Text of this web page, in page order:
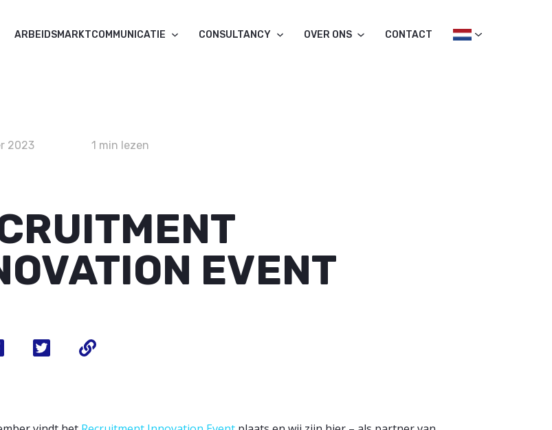
ARBEIDSMARKTCOMMUNICATIE CONSULTANCY OVER ONS CONTACT
2023 1 min lezen
EVENT